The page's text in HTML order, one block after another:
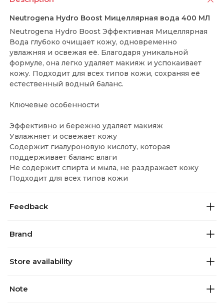
Neutrogena Hydro Boost Мицеллярная вода 400 МЛ
Neutrogena Hydro Boost Эффективная Мицеллярная
Вода глубоко очищает кожу, одновременно
увлажняя и освежая её. Благодаря уникальной
формуле, она легко удаляет макияж и успокаивает
кожу. Подходит для всех типов кожи, сохраняя её
естественный водный баланс.
Ключевые особенности
Эффективно и бережно удаляет макияж
Увлажняет и освежает кожу
Содержит гиалуроновую кислоту, которая
поддерживает баланс влаги
Не содержит спирта и мыла, не раздражает кожу
Подходит для всех типов кожи
Feedback
Brand
Store availability
Note